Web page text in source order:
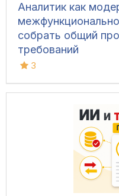
Аналитик как
собрать общий
требований
3